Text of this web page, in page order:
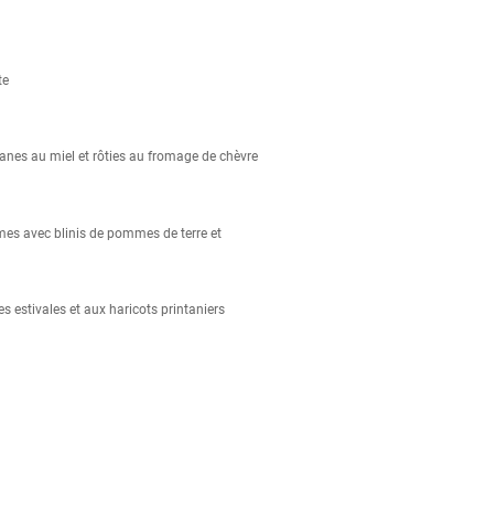
au miel et rôties au fromage de chèvre
avec blinis de pommes de terre et
estivales et aux haricots printaniers